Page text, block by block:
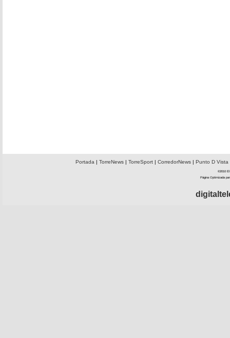
Portada | TorreNews| TorreSport| CorredorNews| Punto D Vista
©2010 El
Página Optimizada